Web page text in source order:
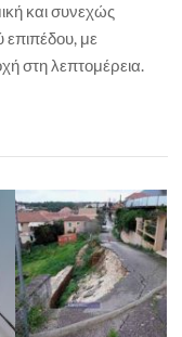
και συνεχώς
επιπέδου, με
στη λεπτομέρεια.